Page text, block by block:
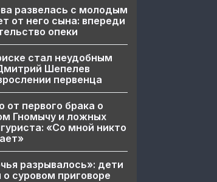
развелась с молодым
от него сына: впереди
опеки
стал неудобным
Шепелев
первенца
первого брака о
Гномычу и ложных
«Со мной никто
разрывалось»: дети
о суровом приговоре